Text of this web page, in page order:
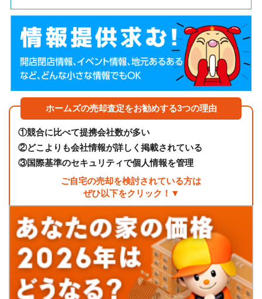
ホームズの売却査定をお勧めする3つの理由
①競合に比べて提携会社数が多い
②どこよりも会社情報が詳しく掲載されている
③国際基準のセキュリティで個人情報を管理
ご自宅の売却を検討されている方は
ぜひ以下をクリック！▼